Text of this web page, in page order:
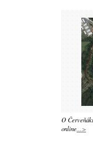
O
online...>